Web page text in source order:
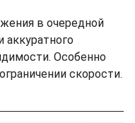
в очередной
аккуратного
Особенно
скорости.